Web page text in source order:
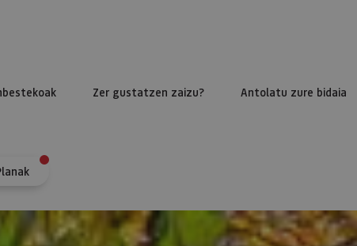
Zer gustatzen zaizu? Antolatu zure bidaia